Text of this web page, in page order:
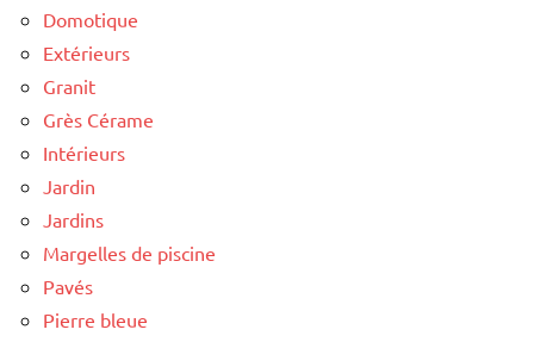
Domotique
Extérieurs
Granit
Grès Cérame
Intérieurs
Jardin
Jardins
Margelles de piscine
Pavés
Pierre bleue